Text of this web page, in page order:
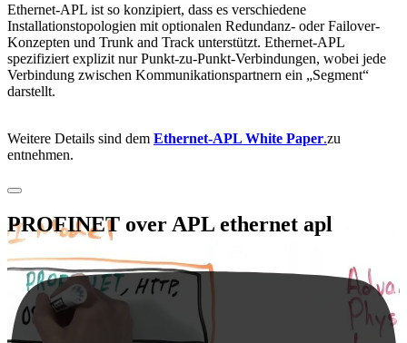
Ethernet-APL ist so konzipiert, dass es verschiedene
Installationstopologien mit optionalen Redundanz- oder Failover-
Konzepten und Trunk and Track unterstützt. Ethernet-APL
spezifiziert explizit nur Punkt-zu-Punkt-Verbindungen, wobei jede
Verbindung zwischen Kommunikationspartnern ein „Segment“
darstellt.
Weitere Details sind dem Ethernet-APL White Paper.zu
entnehmen.
PROFINET over APL ethernet apl